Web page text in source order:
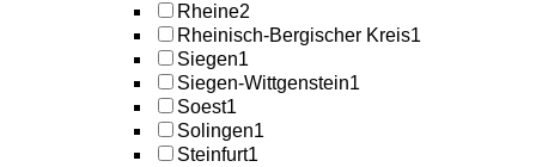
Rheine2
Rheinisch-Bergischer Kreis1
Siegen1
Siegen-Wittgenstein1
Soest1
Solingen1
Steinfurt1